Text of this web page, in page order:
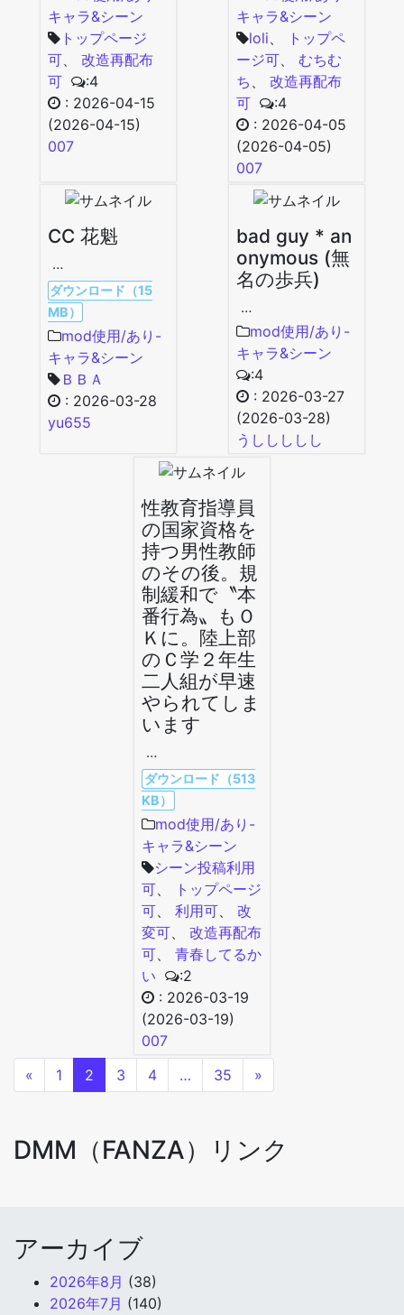
キャラ&シーン
トップページ
可、 改造再配布
可
:4
: 2026-04-15
(2026-04-15)
007
キャラ&シーン
loli、
トップペ
ージ可、 むちむ
ち 、 改造再配布
可
:4
: 2026-04-05
(2026-04-05)
007
CC 花魁
…
ダウンロード（15
MB）
mod使用/あり-
キャラ&シーン
ＢＢＡ
: 2026-03-28
yu655
bad guy * an
onymous (無
名の歩兵)
…
mod使用/あり-
キャラ&シーン
:4
: 2026-03-27
(2026-03-28)
うししししし
性教育指導員
の国家資格を
持つ男性教師
のその後。規
制緩和で〝本
番行為〟もＯ
Ｋに。陸上部
のＣ学２年生
二人組が早速
やられてしま
います
…
ダウンロード（513
KB）
mod使用/あり-
キャラ&シーン
シーン投稿利用
可
トップページ
可
利用可
改
変可
改造再配布
可
青春してるか
い
:2
: 2026-03-19
(2026-03-19)
007
«
1 2 3 4 … 35 »
DMM（FANZA）リンク
アーカイブ
2026年8月 (38)
2026年7月 (140)